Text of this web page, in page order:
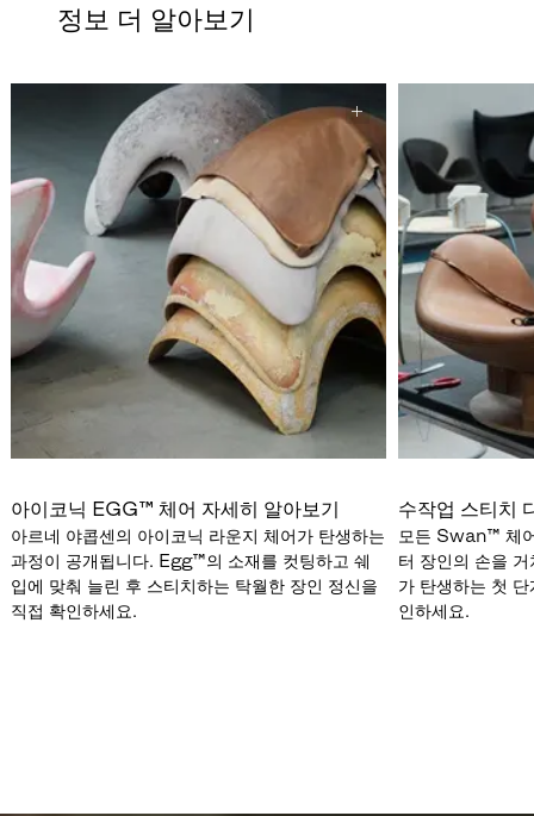
정보 더 알아보기
아이코닉 EGG™ 체어 자세히 알아보기
아르네 야콥센의 아이코닉 라운지 체어가 탄생하는
과정이 공개됩니다. Egg™의 소재를 컷팅하고 쉐
입에 맞춰 늘린 후 스티치하는 탁월한 장인 정신을
직접 확인하세요.
수작업 스티치
모든 Swan™ 체
터 장인의 손을
가 탄생하는 첫
인하세요.